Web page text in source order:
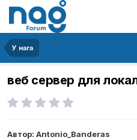
У нага
веб сервер для
Автор: Antonio_Banderas